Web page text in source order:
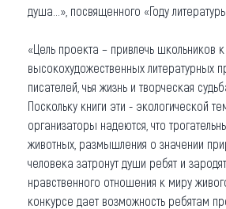
Коллекция впечатлений
Другие рубрики
душа…», посвященного «Году
«Цель проекта – привлечь школьников
высокохудожественных литературных
писателей, чья жизнь и творческая
Поскольку книги эти - экологической
организаторы надеются, что
животных, размышления о значении
человека затронут души ребят и
нравственного отношения к миру
конкурсе дает возможность ребятам